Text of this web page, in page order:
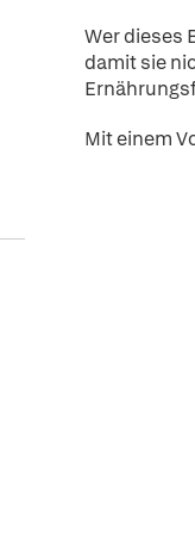
Wer dieses
damit sie
Mit einem